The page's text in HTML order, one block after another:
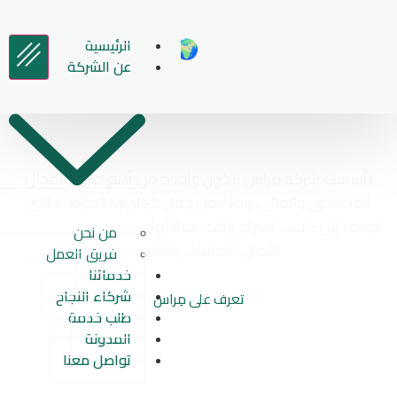
الرئيسية
عن الشركة
من نحن
فريق العمل
خدماتنا
شركاء النجاح
طلب خدمة
المدونة
تواصل معنا
🌍
مِراس محاسبون ومراجعون قانونيون
تأسست شركة مِراس لتكون واحدة من أهم صروح المجال
تهدف إلى كسب احترام وثقة عملائها، وجعلها الخيار المهني
الأمثل للمنشآت والشركات.
تعرف على مِراس